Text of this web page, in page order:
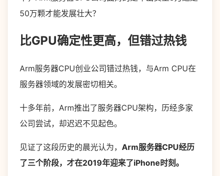
50万颗才能发展壮大？
比GPU确定性更高，但错过热钱
Arm服务器CPU创业公司错过热钱，与Arm CPU在
服务器领域的发展密切相关。
十多年前，Arm推出了服务器CPU架构，历经多家
公司尝试，却迟迟不见起色。
见证了这段历史的晨光认为， Arm服务器CPU经历
了三个阶段，才在2019年迎来了iPhone时刻。